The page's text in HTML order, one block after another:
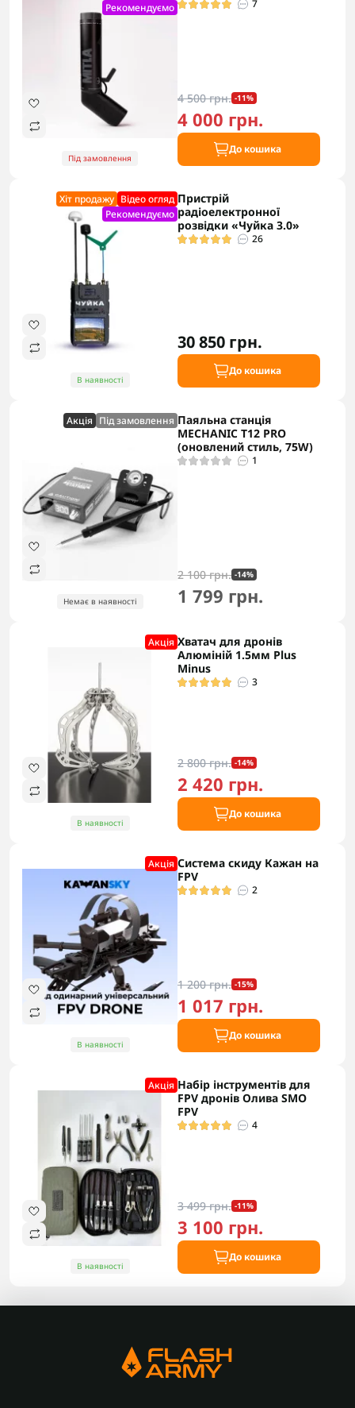
Рекомендуємо
Під замовлення
7
4 500 грн. -11%
4 000 грн.
До кошика
Хіт продажу Відео огляд
Рекомендуємо
В наявності
Пристрій
радіоелектронної
розвідки «Чуйка 3.0»
26
30 850 грн.
До кошика
Акцiя Під замовлення
Немає в наявності
Паяльна станція
MECHANIC T12 PRO
(оновлений стиль, 75W)
1
2 100 грн. -14%
1 799 грн.
Акцiя
В наявності
Хватач для дронів
Алюміній 1.5мм Plus
Minus
3
2 800 грн. -14%
2 420 грн.
До кошика
Акцiя
В наявності
Система скиду Кажан на
FPV
2
1 200 грн. -15%
1 017 грн.
До кошика
Акцiя
В наявності
Набір інструментів для
FPV дронів Олива SMO
FPV
4
3 499 грн. -11%
3 100 грн.
До кошика